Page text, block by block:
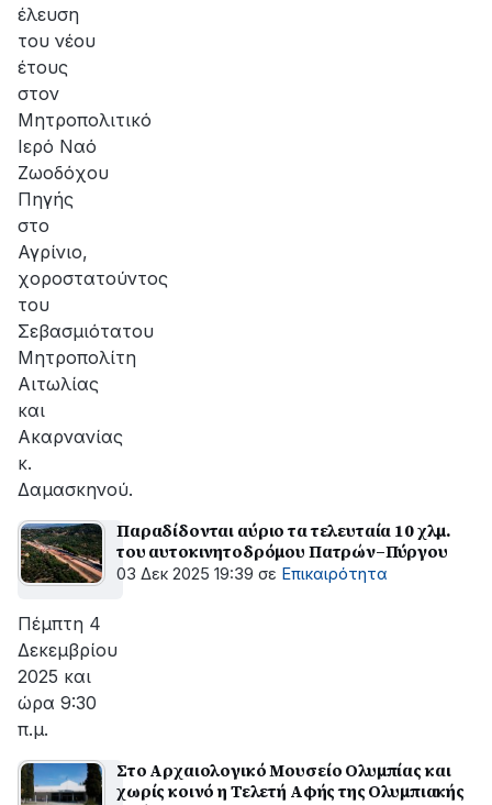
έλευση
του νέου
έτους
στον
Μητροπολιτικό
Ιερό Ναό
Ζωοδόχου
Πηγής
στο
Αγρίνιο,
χοροστατούντος
του
Σεβασμιότατου
Μητροπολίτη
Αιτωλίας
και
Ακαρνανίας
κ.
Δαμασκηνού.
Παραδίδονται αύριο τα τελευταία 10 χλμ.
του αυτοκινητοδρόμου Πατρών–Πύργου
03 Δεκ 2025 19:39 σε Επικαιρότητα
Πέμπτη 4
Δεκεμβρίου
2025 και
ώρα 9:30
π.μ.
Στο Αρχαιολογικό Μουσείο Ολυμπίας και
χωρίς κοινό η Τελετή Αφής της Ολυμπιακής